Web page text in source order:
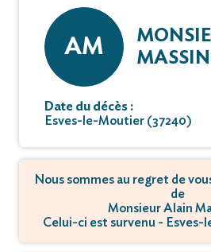
AM
Date du décès :
Esves-le-Moutier (37240)
Nous sommes au regret de
de
Monsieur Alain
Celui-ci est survenu -